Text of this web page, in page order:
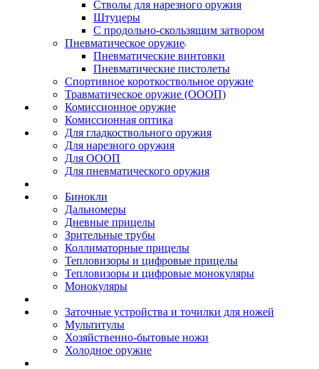
Стволы для нарезного оружия
Штуцеры
С продольно-скользящим затвором
Пневматическое оружие
Пневматические винтовки
Пневматические пистолеты
Спортивное короткоствольное оружие
Травматическое оружие (ОООП)
Комиссионное оружие
Комиссионная оптика
Для гладкоствольного оружия
Для нарезного оружия
Для ОООП
Для пневматического оружия
Бинокли
Дальномеры
Дневные прицелы
Зрительные трубы
Коллиматорные прицелы
Тепловизоры и цифровые прицелы
Тепловизоры и цифровые монокуляры
Монокуляры
Заточные устройства и точилки для ножей
Мультитулы
Хозяйственно-бытовые ножи
Холодное оружие